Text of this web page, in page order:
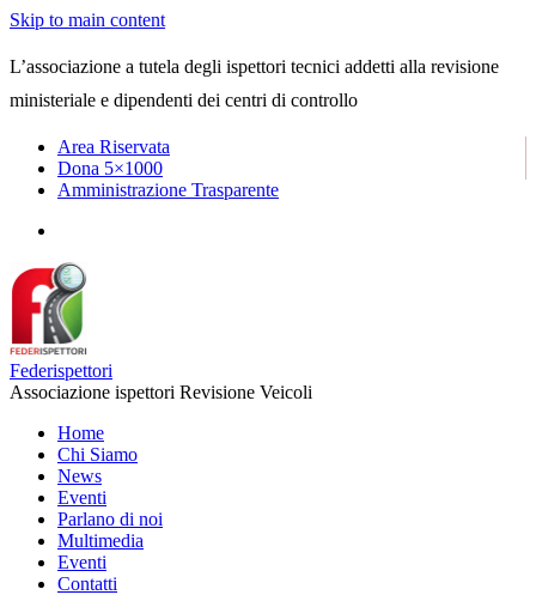
Skip to main content
L’associazione a tutela degli ispettori tecnici addetti alla revisione
ministeriale e dipendenti dei centri di controllo
Area Riservata
Dona 5×1000
Amministrazione Trasparente
Federispettori
Associazione ispettori Revisione Veicoli
Home
Chi Siamo
News
Eventi
Parlano di noi
Multimedia
Eventi
Contatti